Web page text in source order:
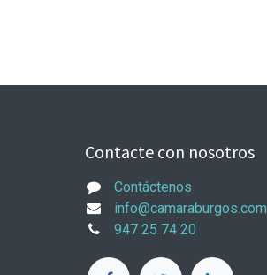
Contacte con nosotros
Contáctenos
info@camaraburgos.com
947 25 74 20